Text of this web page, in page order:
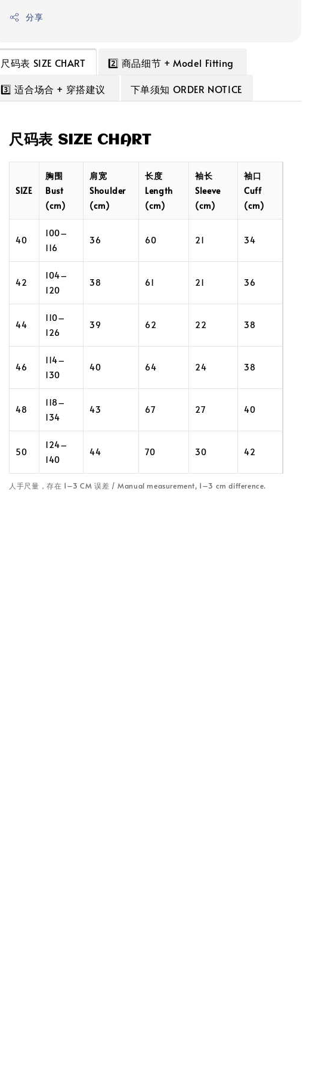
分享
尺码表 SIZE CHART
2️⃣ 商品细节 + Model Fitting
3️⃣ 适合场合 + 穿搭建议
下单须知 ORDER NOTICE
尺码表 SIZE CHART
SIZE
胸围
Bust
(cm)
肩宽
Shoulder
(cm)
长度
Length
(cm)
袖长
Sleeve
(cm)
袖口
Cuff
(cm)
40
100–
116
36 60 21 34
42
104–
120
38 61 21 36
44
110–
126
39 62 22 38
46
114–
130
40 64 24 38
48
118–
134
43 67 27 40
50
124–
140
44 70 30 42
人手尺量，存在 1–3 CM 误差 / Manual measurement, 1–3 cm difference.